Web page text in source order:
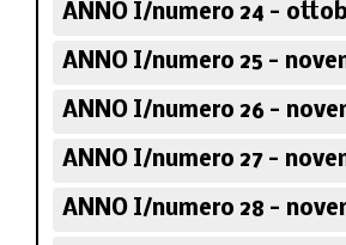
ANNO I/numero 24 -
ANNO I/numero 25 -
ANNO I/numero 26 -
ANNO I/numero 27 -
ANNO I/numero 28 -